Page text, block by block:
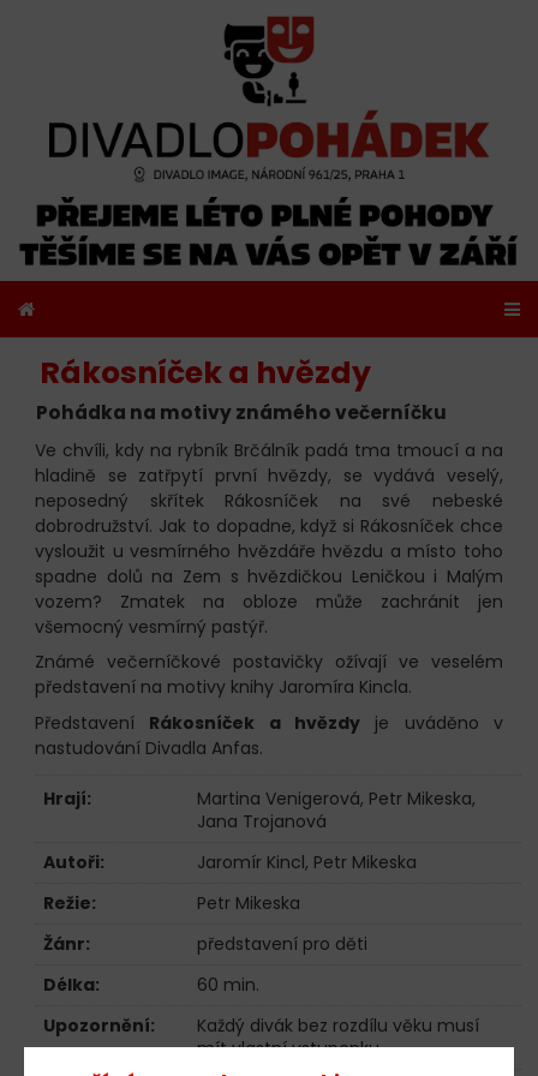
Rákosníček a hvězdy
Pohádka na motivy známého večerníčku
Ve chvíli, kdy na rybník Brčálník padá tma tmoucí a na
hladině se zatřpytí první hvězdy, se vydává veselý,
neposedný skřítek Rákosníček na své nebeské
dobrodružství. Jak to dopadne, když si Rákosníček chce
vysloužit u vesmírného hvězdáře hvězdu a místo toho
spadne dolů na Zem s hvězdičkou Leničkou i Malým
vozem? Zmatek na obloze může zachránit jen
všemocný vesmírný pastýř.
Známé večerníčkové postavičky ožívají ve veselém
představení na motivy knihy Jaromíra Kincla.
Představení Rákosníček a hvězdy je uváděno v
nastudování Divadla Anfas.
Hrají: Martina Venigerová, Petr Mikeska,
Jana Trojanová
Autoři:
Jaromír Kincl, Petr Mikeska
Režie:
Petr Mikeska
Žánr:
představení pro děti
Délka:
60 min.
Upozornění:
Každý divák bez rozdílu věku musí
mít vlastní vstupenku.